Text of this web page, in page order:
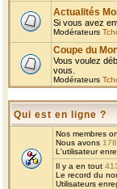
Actualités
Si vous avez
Modérateurs
Coupe du
Vous voulez
vous.
Modérateurs
Qui est en ligne ?
Nos membres
Nous avons
L'utilisateur
Il y a en tout
Le record du
Utilisateurs